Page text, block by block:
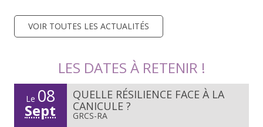
VOIR TOUTES LES ACTUALITÉS
LES DATES À RETENIR !
Le 08
Sept
QUELLE RÉSILIENCE FACE À LA
CANICULE ?
GRCS-RA